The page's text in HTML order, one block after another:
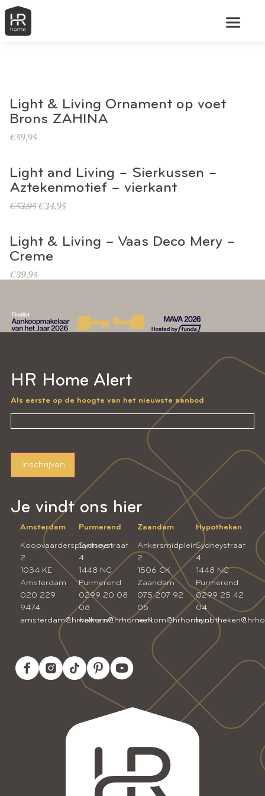
BEKIJK DIT PRODUCT
Light & Living Ornament op voet
Brons ZAHINA
€59,95
BEKIJK DIT PRODUCT
Light and Living – Sierkussen –
Aztekenmotief – vierkant
€53,95 €34,95
BEKIJK DIT PRODUCT
Light & Living – Vaas Deco Mery –
Creme
€39,95
Je vindt ons hier
Amsterdam
Koopvaardersplantsoen
2
1034 KE
Amsterdam
020 229
9474
amsterdam@hrhome.nl
Purmerend
Sydneystraat
4
1448 NC
Purmerend
0299 20 08
08
welkom@hrhome.nl
Zaandam
Ankersmidplein
2
1506 CK
Zaandam
075 207 92
05
welkom@hrhome.nl
Hypotheken
Sydneystraat
4
1448 NC
Purmerend
0299 25 42
04
HR Home Alert
Als eerste op de hoogte van het nieuwste aanbod
Inschrijven